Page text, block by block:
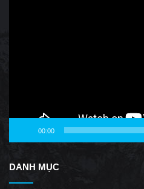
00:00
DANH MỤC